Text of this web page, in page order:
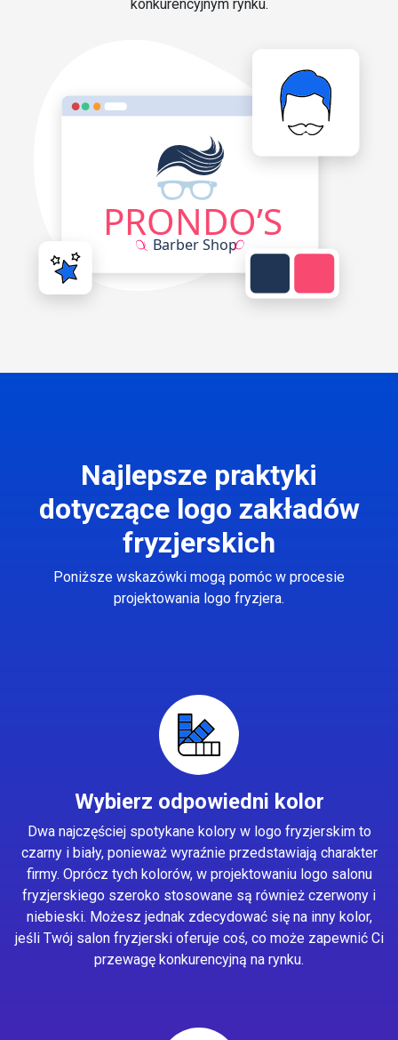
konkurencyjnym rynku.
Najlepsze praktyki
dotyczące logo zakładów
fryzjerskich
Poniższe wskazówki mogą pomóc w procesie
projektowania logo fryzjera.
Wybierz odpowiedni kolor
Dwa najczęściej spotykane kolory w logo fryzjerskim to
czarny i biały, ponieważ wyraźnie przedstawiają charakter
firmy. Oprócz tych kolorów, w projektowaniu logo salonu
fryzjerskiego szeroko stosowane są również czerwony i
niebieski. Możesz jednak zdecydować się na inny kolor,
jeśli Twój salon fryzjerski oferuje coś, co może zapewnić Ci
przewagę konkurencyjną na rynku.